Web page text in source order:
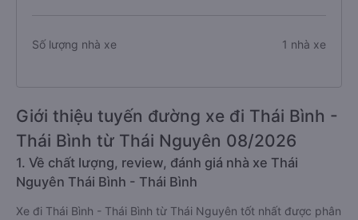
Số lượng nhà xe 1 nhà xe
Giới thiệu tuyến đường xe đi Thái Bình -
Thái Bình từ Thái Nguyên 08/2026
1. Về chất lượng, review, đánh giá nhà xe Thái
Nguyên Thái Bình - Thái Bình
Xe đi Thái Bình - Thái Bình từ Thái Nguyên tốt nhất được phân